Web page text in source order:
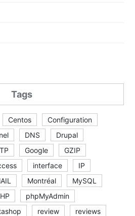
Tags
Centos
Configuration
DNS
Drupal
Google
GZIP
interface
IP
Montréal
MySQL
phpMyAdmin
review
reviews